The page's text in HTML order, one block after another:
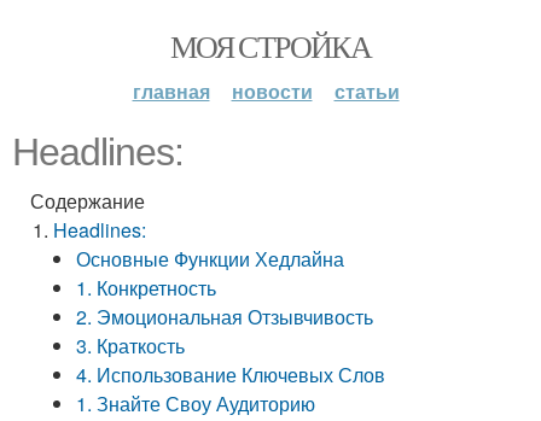
МОЯ СТРОЙКА
главная новости статьи
Headlines:
Содержание
Headlines:
Основные Функции Хедлайна
1. Конкретность
2. Эмоциональная Отзывчивость
3. Краткость
4. Использование Ключевых Слов
1. Знайте Своу Аудиторию